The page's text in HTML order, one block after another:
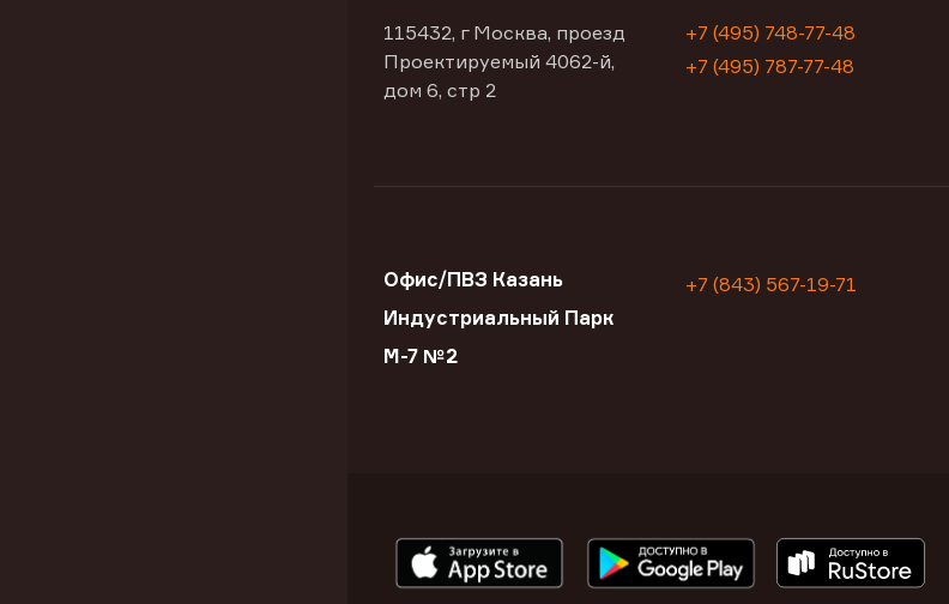
115432, г Москва, проезд
Проектируемый 4062-й,
дом 6, стр 2
+7 (495) 748-77-48
+7 (495) 787-77-48
Офис/ПВЗ Казань
Индустриальный Парк
М-7 №2
+7 (843) 567-19-71